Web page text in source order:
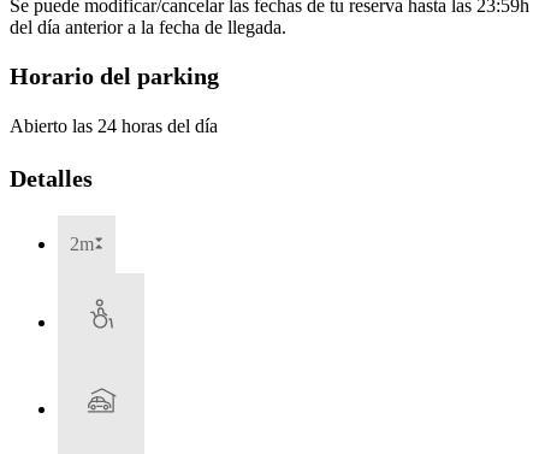
Se puede modificar/cancelar las fechas de tu reserva hasta las 23:59h
del día anterior a la fecha de llegada.
Horario del parking
Abierto las 24 horas del día
Detalles
2m